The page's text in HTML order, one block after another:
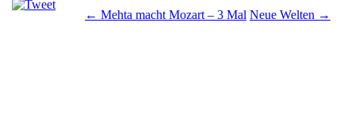
← Mehta macht Mozart – 3 Mal Neue Welten →